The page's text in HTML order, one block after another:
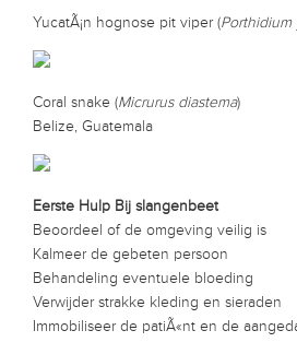
YucatÃ¡n hognose pit viper (Porthidium
Coral snake (Micrurus diastema)
Belize, Guatemala
Eerste Hulp Bij slangenbeet
Beoordeel of de omgeving veilig is
Kalmeer de gebeten persoon
Behandeling eventuele bloeding
Verwijder strakke kleding en sieraden
Immobiliseer de patiÃ«nt en de